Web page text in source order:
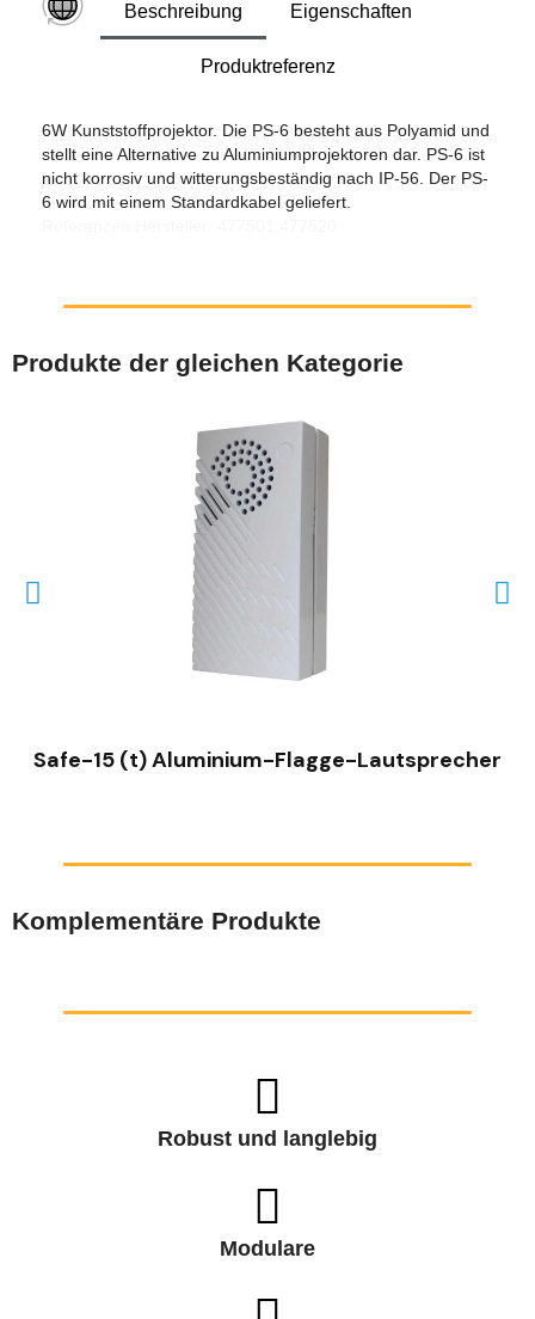
Beschreibung Eigenschaften
Produktreferenz
6W Kunststoffprojektor. Die PS-6 besteht aus Polyamid und
stellt eine Alternative zu Aluminiumprojektoren dar. PS-6 ist
nicht korrosiv und witterungsbeständig nach IP-56. Der PS-
6 wird mit einem Standardkabel geliefert.
Produkte der gleichen Kategorie
Safe-15 (t) Aluminium-Flagge-Lautsprecher
Komplementäre Produkte
Robust und langlebig
Modulare